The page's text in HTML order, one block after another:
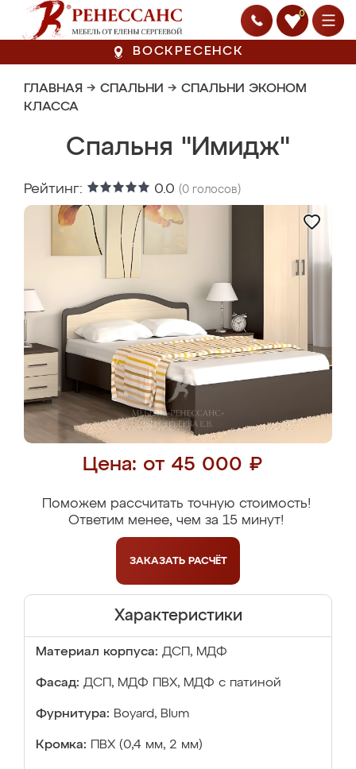
0
ВОСКРЕСЕНСК
ГЛАВНАЯ → СПАЛЬНИ → СПАЛЬНИ ЭКОНОМ
КЛАССА
Спальня "Имидж"
Рейтинг: 0.0 (0 голосов)
Цена: от 45 000 ₽
Поможем рассчитать точную стоимость!
Ответим менее, чем за 15 минут!
ЗАКАЗАТЬ РАСЧЁТ
Характеристики
Материал корпуса: ДСП, МДФ
Фасад: ДСП, МДФ ПВХ, МДФ с патиной
Фурнитура: Boyard, Blum
Кромка: ПВХ (0,4 мм, 2 мм)